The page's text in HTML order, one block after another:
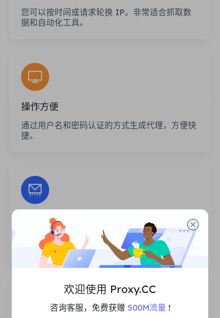
您可以按时间或请求轮换 IP。非常适合抓取数
据和自动化工具。
操作方便
通过用户名和密码认证的方式生成代理，方便快
捷。
无限的会话
代理的使用次数或调用频率没有限制。您可以一
次生成大量代理。
欢迎使用 Proxy.CC
咨询客服，免费获赠 500M流量 !